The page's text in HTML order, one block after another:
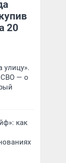
20
улицу».
СВО — о
как